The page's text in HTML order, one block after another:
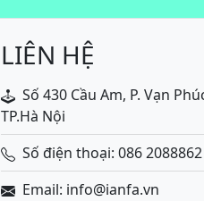
LIÊN HỆ
Số 430 Cầu Am, P. Vạn
TP.Hà Nội
Số điện thoại: 086 2088862
Email: info@ianfa.vn